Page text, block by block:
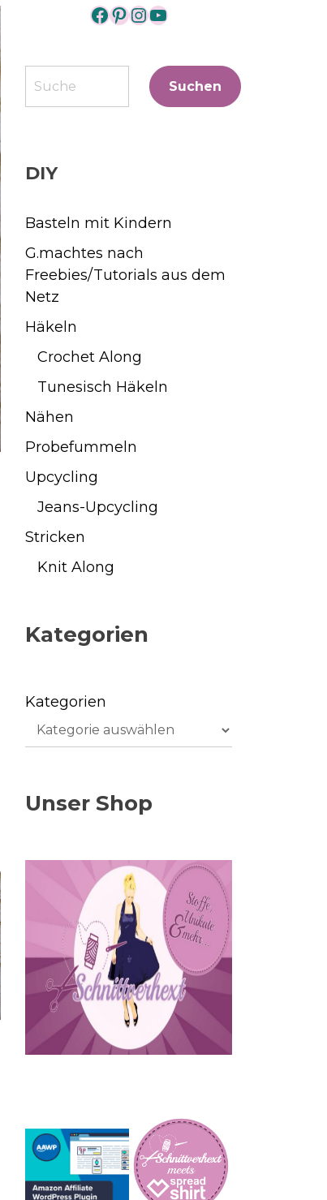
https://
https://
https://
https://
Suchen
DIY
Basteln mit Kindern
G.machtes nach
Freebies/Tutorials aus dem
Netz
Häkeln
Crochet Along
Tunesisch Häkeln
Nähen
Probefummeln
Upcycling
Jeans-Upcycling
Stricken
Knit Along
Kategorien
Kategorien
Unser Shop